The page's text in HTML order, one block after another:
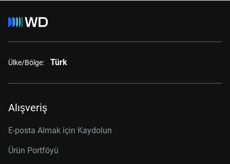
Ülke/Bölge: Türk
Alışveriş
E-posta Almak için Kaydolun
Ürün Portföyü